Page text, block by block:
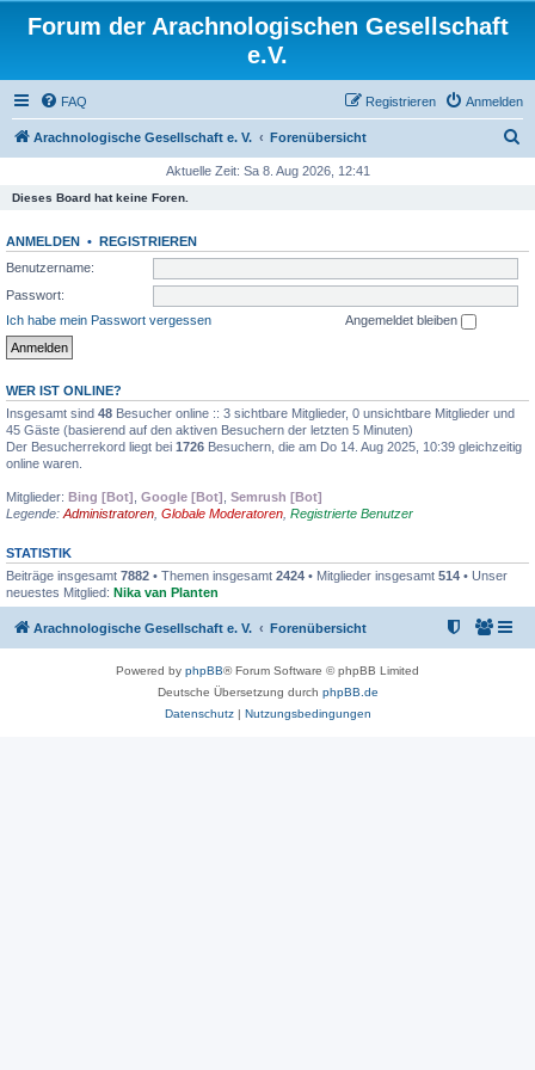
Forum der Arachnologischen Gesellschaft
e.V.
FAQ Anmelden
Registrieren
Arachnologische Gesellschaft e. V. Forenübersicht
e
Aktuelle Zeit: Sa 8. Aug 2026, 12:41
Dieses Board hat keine Foren.
ANMELDEN • REGISTRIEREN
Benutzername:
Passwort:
Ich habe mein Passwort vergessen
Angemeldet bleiben
WER IST ONLINE?
Insgesamt sind 48 Besucher online :: 3 sichtbare Mitglieder, 0 unsichtbare Mitglieder und
45 Gäste (basierend auf den aktiven Besuchern der letzten 5 Minuten)
Der Besucherrekord liegt bei 1726 Besuchern, die am Do 14. Aug 2025, 10:39 gleichzeitig
online waren.
Mitglieder: Bing [Bot] Google [Bot] Semrush [Bot]
Legende: Administratoren Globale Moderatoren Registrierte Benutzer
STATISTIK
Beiträge insgesamt 7882 • Themen insgesamt 2424 • Mitglieder insgesamt 514 • Unser
neuestes Mitglied: Nika van Planten
Arachnologische Gesellschaft e. V. Forenübersicht
Powered by phpBB® Forum Software © phpBB Limited
Deutsche Übersetzung durch phpBB.de
Datenschutz| Nutzungsbedingungen